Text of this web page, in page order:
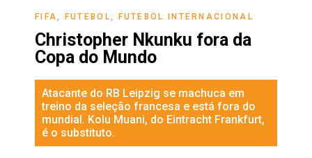
FIFA FUTEBOL FUTEBOL INTERNACIONAL
Christopher Nkunku fora da
Copa do Mundo
Atacante do RB Leipzig se machuca em
treino da seleção francesa e está fora do
mundial. Kolu Muani, do Eintracht Frankfurt,
é o substituto.